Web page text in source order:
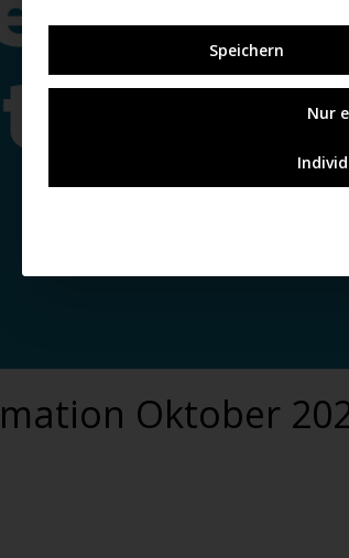
Oktober
Speichern
Nur